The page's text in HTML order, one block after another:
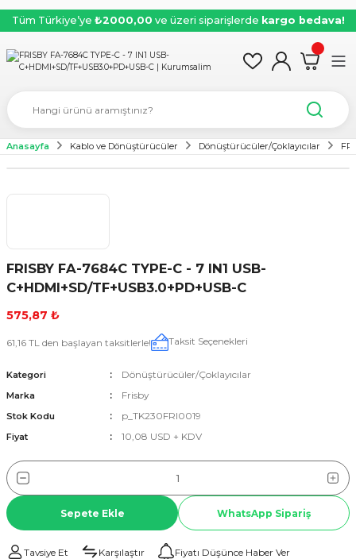
Tüm Türkiye’ye ₺2000,00 ve üzeri siparişlerde kargo bedava!
Anasayfa Kablo ve Dönüştürücüler Dönüştürücüler/Çoklayıcılar
FRISBY FA-7684C TYPE-C - 7 IN1 USB-
C+HDMI+SD/TF+USB3.0+PD+USB-C
575,87 ₺
61,16 TL den başlayan taksitlerle! Taksit Seçenekleri
Kategori Dönüştürücüler/Çoklayıcılar
Marka Frisby
Stok Kodu p_TK230FRI0019
Fiyat 10,08 USD + KDV
Sepete Ekle WhatsApp Sipariş
Tavsiye Et Karşılaştır Fiyatı Düşünce Haber Ver